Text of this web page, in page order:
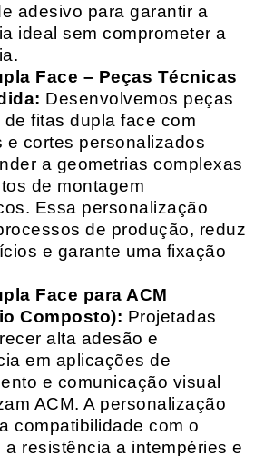
adesivo para garantir a
ideal sem comprometer a
Face – Peças Técnicas
Desenvolvemos peças
fitas dupla face com
e cortes personalizados
a geometrias complexas
de montagem
Essa personalização
de produção, reduz
e garante uma fixação
Face para ACM
Composto): Projetadas
alta adesão e
em aplicações de
e comunicação visual
ACM. A personalização
compatibilidade com o
a resistência a intempéries e